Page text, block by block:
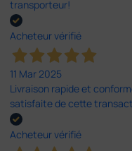
transporteur!
Acheteur vérifié
11 Mar 2025
Livraison rapide et
satisfaite de cette
Acheteur vérifié